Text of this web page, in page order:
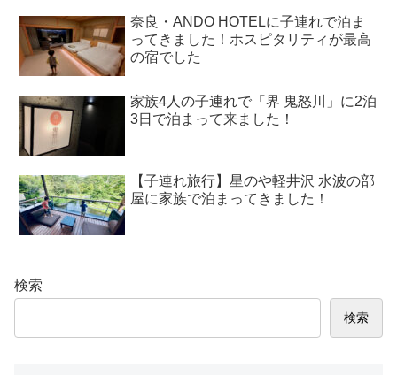
奈良・ANDO HOTELに子連れで泊ま
ってきました！ホスピタリティが最高
の宿でした
家族4人の子連れで「界 鬼怒川」に2泊
3日で泊まって来ました！
【子連れ旅行】星のや軽井沢 水波の部
屋に家族で泊まってきました！
検索
検索